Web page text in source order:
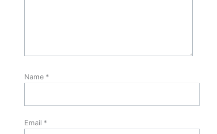
Name *
Email *